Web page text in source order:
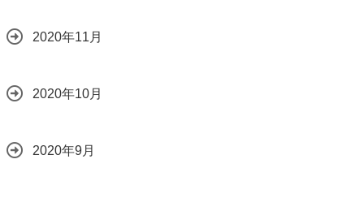
2020年11月
2020年10月
2020年9月